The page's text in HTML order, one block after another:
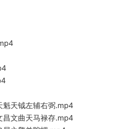
魁天钺左辅右弼.mp4
昌文曲天马禄存.mp4